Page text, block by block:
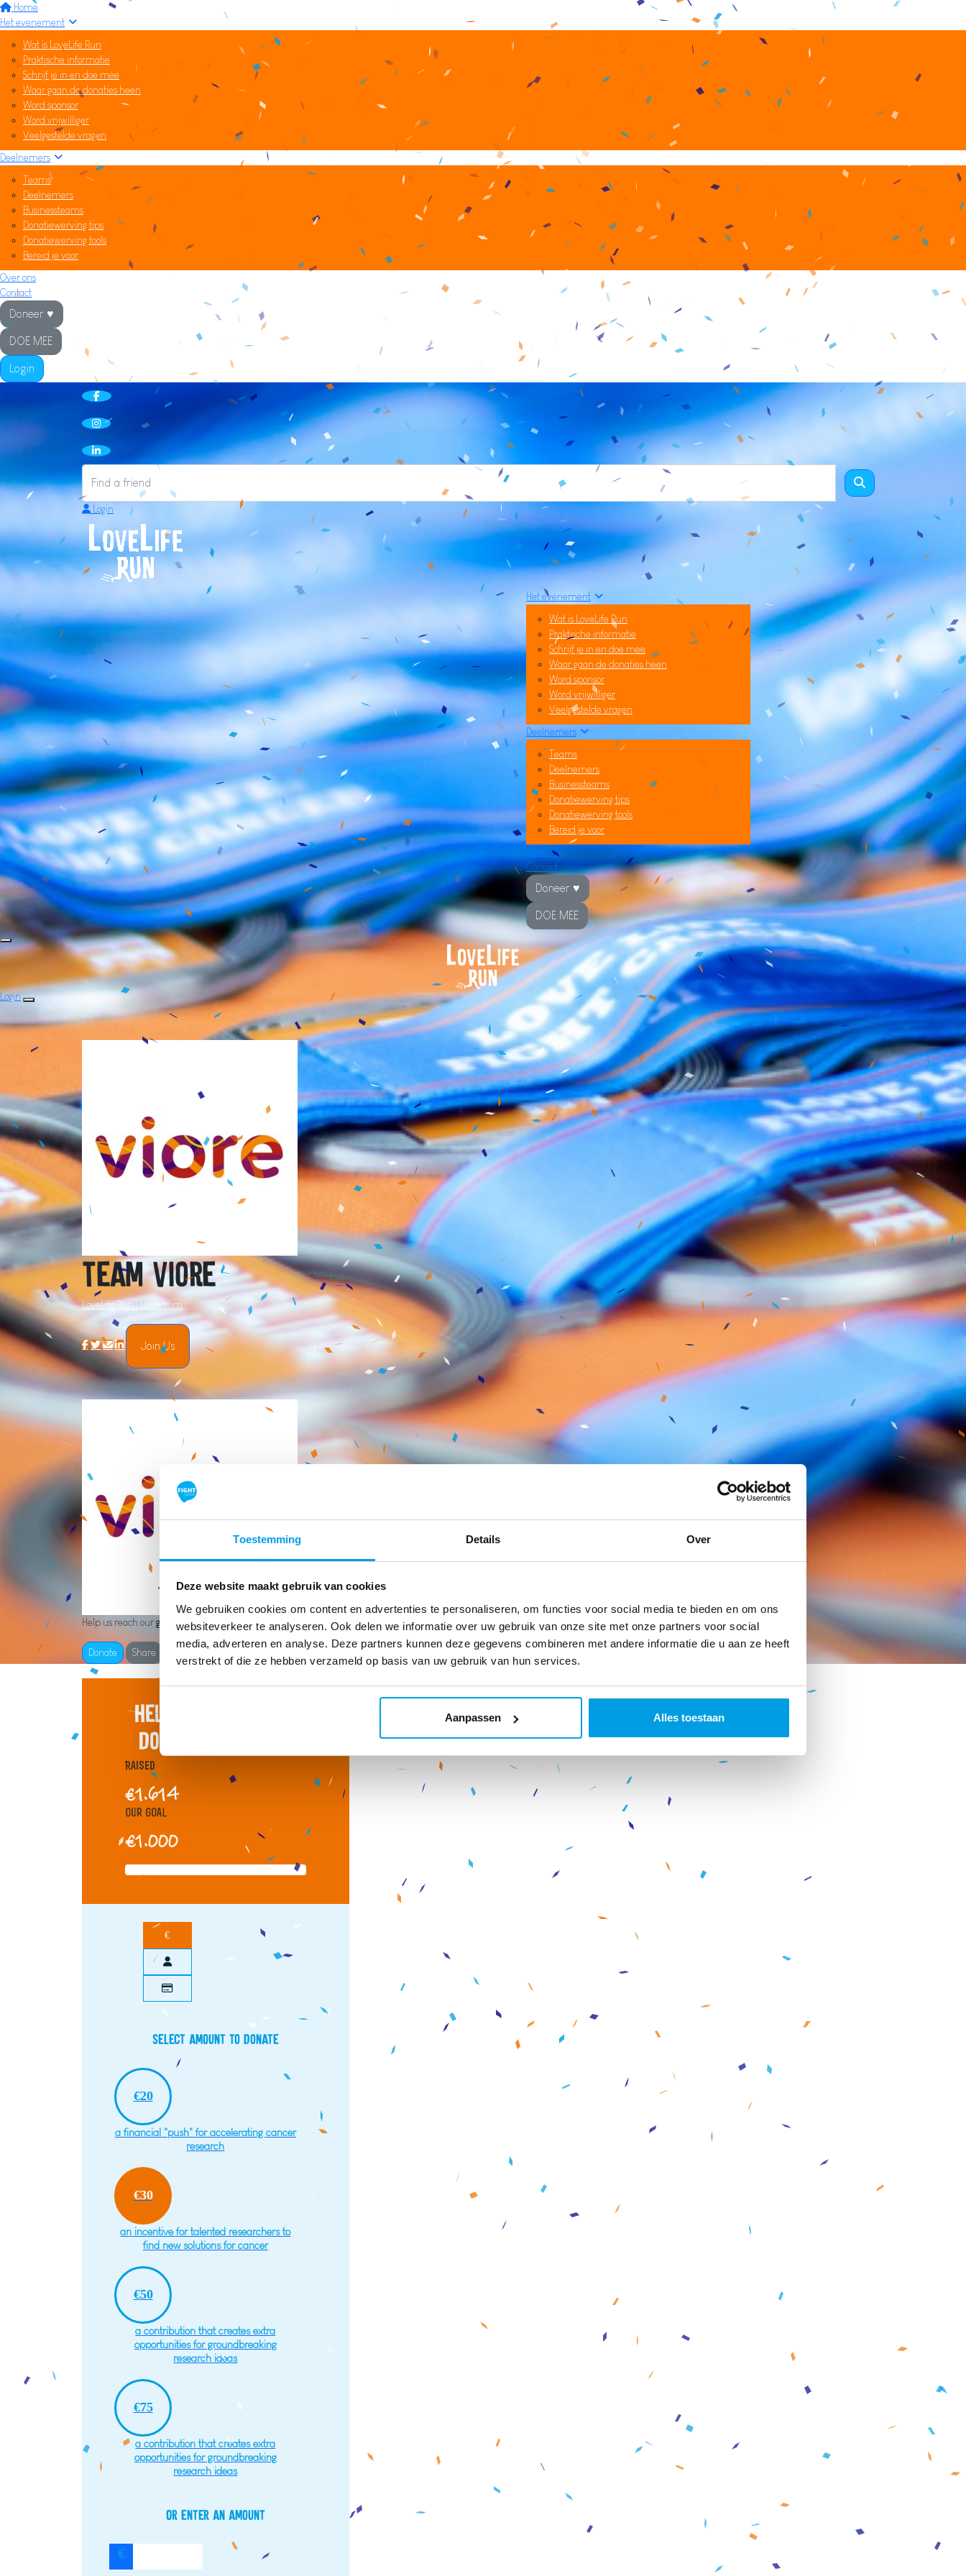
Toestemming Details Over
Deze website maakt gebruik van cookies
We gebruiken cookies om content en advertenties te personaliseren, om functies voor social media te bieden en om ons
websiteverkeer te analyseren. Ook delen we informatie over uw gebruik van onze site met onze partners voor social
media, adverteren en analyse. Deze partners kunnen deze gegevens combineren met andere informatie die u aan ze heeft
verstrekt of die ze hebben verzameld op basis van uw gebruik van hun services.
Aanpassen Alles toestaan
Home
Het evenement
Wat is LoveLife Run
Praktische informatie
Schrijf je in en doe mee
Waar gaan de donaties heen
Word sponsor
Word vrijwilliger
Veelgestelde vragen
Deelnemers
Teams
Deelnemers
Businessteams
Donatiewerving tips
Donatiewerving tools
Bereid je voor
Over ons
Contact
Doneer ♥
DOE MEE
Login
Login
Het evenement
Wat is LoveLife Run
Praktische informatie
Schrijf je in en doe mee
Waar gaan de donaties heen
Word sponsor
Word vrijwilliger
Veelgestelde vragen
Deelnemers
Teams
Deelnemers
Businessteams
Donatiewerving tips
Donatiewerving tools
Bereid je voor
Over ons
Contact
Doneer ♥
DOE MEE
Login
Team Viore
LoveLife Run | Hilversum
Join Us
Help us reach ourgoal of €1,000
Donate Share
Help je mee om ons
doel te bereiken?
Raised
€1.614
Our Goal
€1.000
€
Select amount to donate
€20
a financial "push" for accelerating cancer
research
€30
an incentive for talented researchers to
find new solutions for cancer
€50
a contribution that creates extra
opportunities for groundbreaking
research ideas
€75
a contribution that creates extra
opportunities for groundbreaking
research ideas
Or enter an amount
€